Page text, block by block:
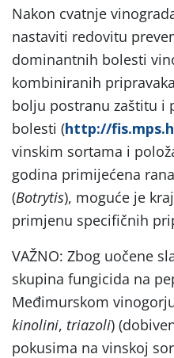
Nakon cvatnje
nastaviti redovitu
dominantnih bolesti
kombiniranih
bolju postranu zaštitu i
bolesti (http://
vinskim sortama i
godina primijećena
(Botrytis), moguće je
primjenu specifičnih
VAŽNO: Zbog uočene
skupina fungicida na
Međimurskom
kinolini, triazoli)
pokusima na vinskoj